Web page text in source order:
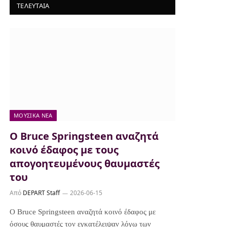
ΤΕΛΕΥΤΑΙΑ
ΜΟΥΣΙΚΆ ΝΈΑ
Ο Bruce Springsteen αναζητά
κοινό έδαφος με τους
απογοητευμένους θαυμαστές
του
Από DEPART Staff 2026-06-15
Ο Bruce Springsteen αναζητά κοινό έδαφος με
όσους θαυμαστές τον εγκατέλειψαν λόγω των